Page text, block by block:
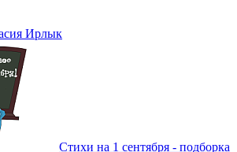
Ирлык
Стихи на 1 сентября - подборка